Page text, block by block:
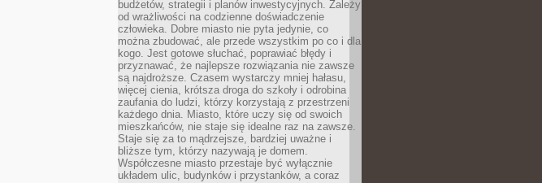
budżetów, strategii i planów inwestycyjnych. Zależy
od wrażliwości na codzienne doświadczenie
człowieka. Dobre miasto nie pyta jedynie, co
można zbudować, ale przede wszystkim po co i dla
kogo. Jest gotowe słuchać, poprawiać błędy i
przyznawać, że najlepsze rozwiązania nie zawsze
są najdroższe. Czasem wystarczy mniej hałasu,
więcej cienia, krótsza droga do szkoły i odrobina
zaufania do ludzi, którzy korzystają z przestrzeni
każdego dnia. Miasto, które uczy się od swoich
mieszkańców, nie staje się idealne raz na zawsze.
Staje się za to mądrzejsze, bardziej uważne i
bliższe tym, którzy nazywają je domem.
Współczesne miasto przestaje być wyłącznie
układem ulic, budynków i przystanków, a coraz